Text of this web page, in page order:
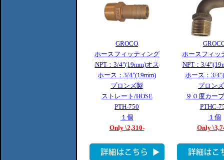
GROCO
ホースフィッティング
NPT：3/4"(19mm)オス
ホース：3/4"(19mm)
プロンズ製
ストレート/HOSE
PTH-750
１個
Only \2,310-
ホースフィッ
NPT：3/
ホース：3/
プロン
９０度カー
PTHC-
１個
Only